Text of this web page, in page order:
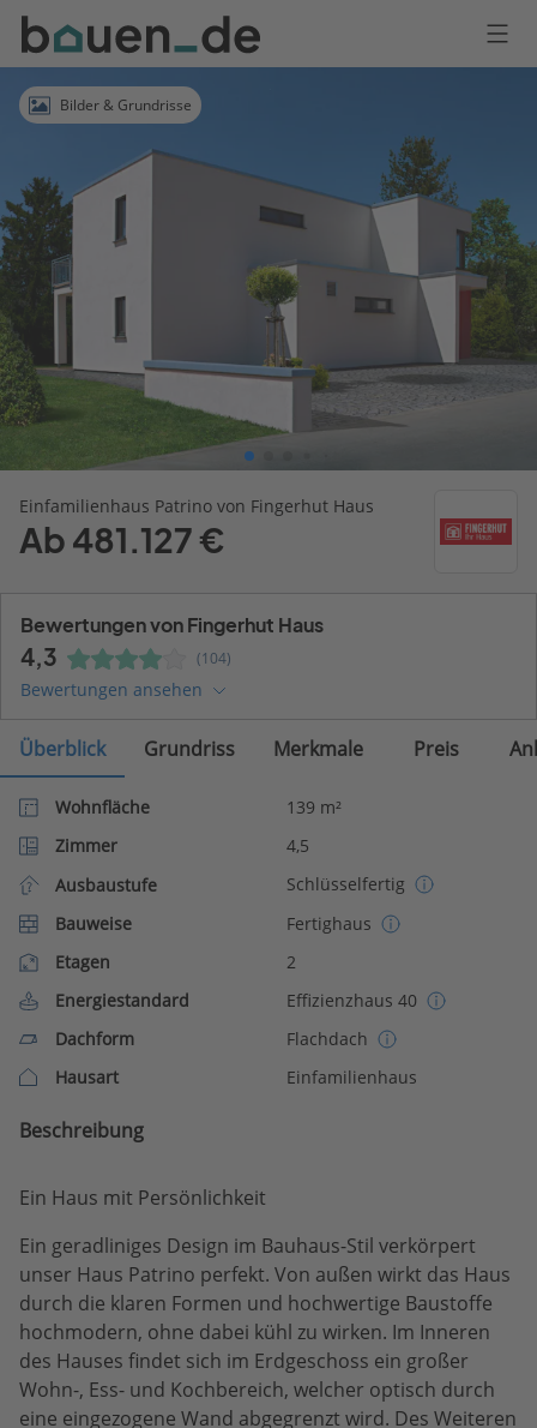
Bauen
Logo
AnmeldenBilder & Grundrisse
Einfamilienhaus Patrino von Fingerhut Haus
Ab 481.127 €
Bewertungen von Fingerhut Haus
4,3 (104)
Bewertungen ansehen
Überblick Grundriss Merkmale Preis
Wohnfläche
139 m²
Zimmer
4,5
Ausbaustufe
Schlüsselfertig
Bauweise
Fertighaus
Etagen
2
Energiestandard
Effizienzhaus 40
Dachform
Flachdach
Hausart
Einfamilienhaus
Beschreibung
Ein Haus mit Persönlichkeit
Ein geradliniges Design im Bauhaus-Stil verkörpert
unser Haus Patrino perfekt. Von außen wirkt das Haus
durch die klaren Formen und hochwertige Baustoffe
hochmodern, ohne dabei kühl zu wirken. Im Inneren
des Hauses findet sich im Erdgeschoss ein großer
Wohn-, Ess- und Kochbereich, welcher optisch durch
eine eingezogene Wand abgegrenzt wird. Des Weiteren